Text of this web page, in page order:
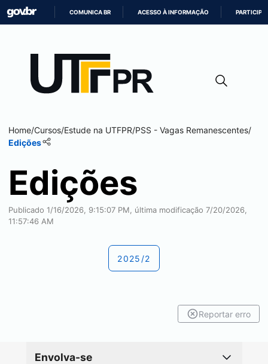
CONTEÚDO
COMUNICA BR ACESSO À INFORMAÇÃO PARTICIPE
Home/Cursos/Estude na UTFPR/PSS - Vagas Remanescentes/
Edições
Edições
Publicado 1/16/2026, 9:15:07 PM, última modificação 7/20/2026,
11:57:46 AM
2025/2
Reportar erro
Envolva-se